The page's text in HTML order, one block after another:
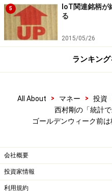
5
IoT関連銘柄が
る
2015/05/26
ランキン
All About > マネー > 投資
西村剛の「統計で
ゴールデンウィーク前
会社概要
投資家情報
利用規約